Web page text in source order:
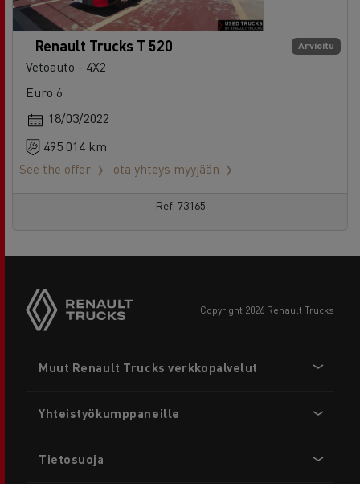
Arvioitu
Renault Trucks T 520
Vetoauto - 4X2
Euro 6
18/03/2022
495 014 km
See the offer
ota yhteys myyjään
Ref: 73165
copyright 2026 Renault Trucks
menu
Muut Renault Trucks verkkopalvelut
Yhteistyökumppaneille
Tietosuoja